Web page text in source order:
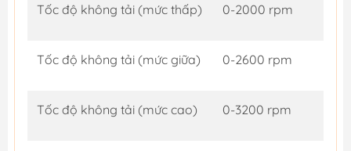
Tốc độ không tải (mức thấp) 0-2000 rpm
Tốc độ không tải (mức giữa) 0-2600 rpm
Tốc độ không tải (mức cao) 0-3200 rpm